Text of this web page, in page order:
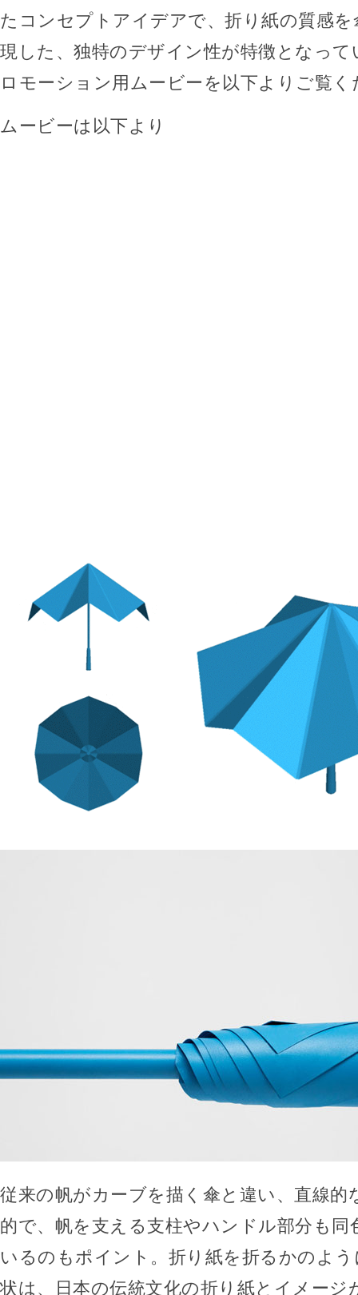
たコンセプトアイデアで、折り紙の質感
現した、独特のデザイン性が特徴となっ
ロモーション用ムービーを以下よりご覧く
ムービーは以下より
従来の帆がカーブを描く傘と違い、直線的
的で、帆を支える支柱やハンドル部分も
いるのもポイント。折り紙を折るかのよ
状は、日本の伝統文化の折り紙とイメージ